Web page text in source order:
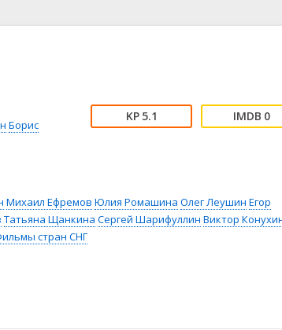
😱 Ужасы
🤠 Фильм-нуар
🧝‍♂️ Фэнтези
Борис
5.1 0
Михаил Ефремов Юлия Ромашина Олег Леушин Егор
Татьяна Щанкина Сергей Шарифуллин Виктор
стран СНГ